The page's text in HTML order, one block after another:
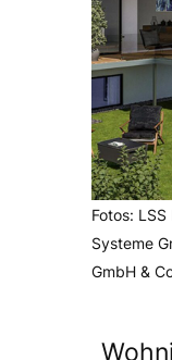
Fotos:
Systeme
GmbH &